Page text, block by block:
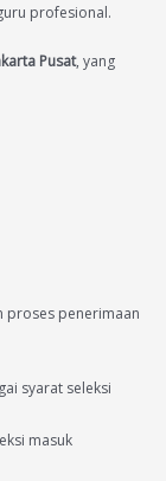
profesional.
Pusat, yang
proses penerimaan
syarat seleksi
masuk